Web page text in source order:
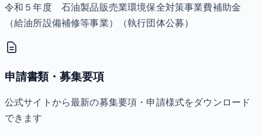
令和５年度 石油製品販売業環境保全対策事業費補助金
（給油所設備補修等事業）（執行団体公募）
申請書類・募集要項
公式サイトから最新の募集要項・申請様式をダウンロード
できます